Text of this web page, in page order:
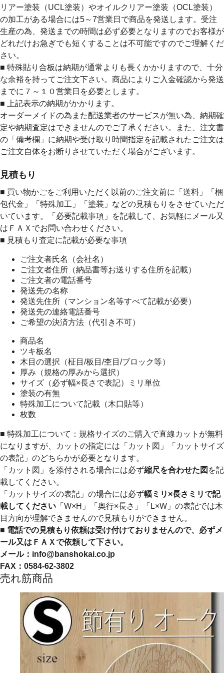
リアー塗装（UCL塗装）やオイルクリアー塗装（OCL塗装）
の加工がある場合には5～7営業日で商品を発送します。受注
生産の為、発送までの時間は必ず必要となりますのでお客様が
どれだけお急ぎでも短くすることは不可能ですのでご理解くだ
さい。
■ 特殊貼り合板は納期が通常よりも長くかかりますので、十分
な余裕を持ってご注文下さい。商品によりご入金確認から発送
までに７～１０営業日を必要とします。
■ 上記表示の納期がかかります。
オーダーメイドの為また配送業者のサービスが無い為、納期確
定や納期査定はできませんのでご了承ください。また、注文書
の「備考欄」に納期や受け取り時間指定を記載されたご注文は
ご注文自体をお断りさせていただく場合がございます。
見積もり
■ 買い物かごをご利用いただく以前のご注文前に「送料」「梱
包代金」「特殊加工」「塗装」などの見積もりをさせていただ
いています。「必要記載事項」を記載して、お気軽にメール又
はＦＡＸでお問い合わせください。
■ 見積もり査定に記載が必要な事項
ご注文者氏名（会社名）
ご注文者住所（納品書等お送りする住所を記載）
ご注文者の電話番号
発送先の名称
発送先住所（マンション名等すべて記載が必要）
発送先の連絡電話番号
ご希望の決済方法（代引き不可）
商品名
ツキ板名
木目の選択（柾目/板目/杢目/ブロック等）
厚み（規格の厚みから選択）
サイズ（必ず幅×長さで表記）ミリ単位
塗装の有無
特殊加工について記載（木口貼等）
枚数
■ 特殊加工について：規格サイズのご購入で直線カットが無料
になりますが、カットの指定には「カット図」「カットサイズ
の表記」のどちらかが必要となります。
「カット図」を添付される場合には必ず縮尺を合わせた図 を記
載してください。
「カットサイズの表記」の場合には必ず幅ミリ×長さミリで記
載してください 「W×H」「奥行×長さ」「L×W」の表記では木
目方向が理解できませんので見積もりができません。
■ 電話での見積もり依頼は受け付けておりませんので、必ずメ
ール又はＦＡＸで依頼して下さい。
メール：info@banshokai.co.jp
FAX：0584-62-3802
売れ筋商品